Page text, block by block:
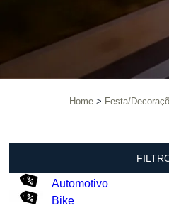
Home Festa/
Automotivo
Bike